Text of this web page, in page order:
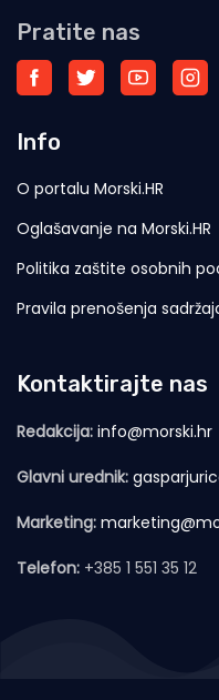
Pratite nas
Info
O portalu Morski.HR
Oglašavanje na Morski.HR
Politika zaštite osobnih
Pravila prenošenja
Kontaktirajte nas
Redakcija: info@morski.hr
Glavni urednik:
Marketing:
Telefon: +385 1 551 35 12